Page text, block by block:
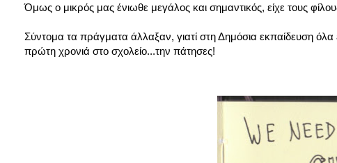
Όμως ο μικρός μας ένιωθε μεγάλος και σημαντικός, είχε τους
Σύντομα τα πράγματα άλλαξαν, γιατί στη Δημόσια εκπαίδευση όλα
πρώτη χρονιά στο σχολείο...την πάτησες!